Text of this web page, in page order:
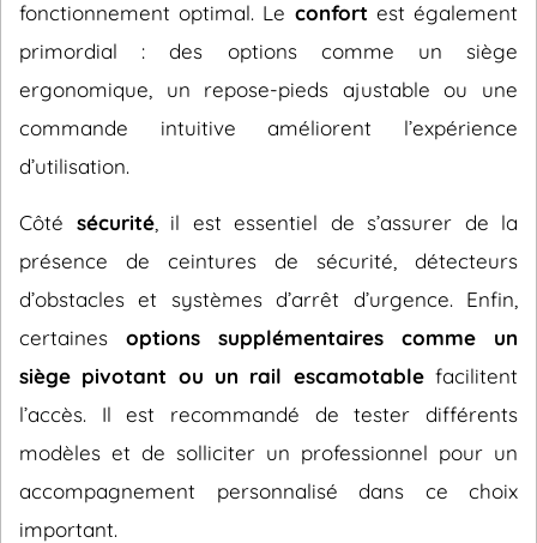
fonctionnement optimal. Le confort est également
primordial : des options comme un siège
ergonomique, un repose-pieds ajustable ou une
commande intuitive améliorent l’expérience
d’utilisation.
Côté sécurité, il est essentiel de s’assurer de la
présence de ceintures de sécurité, détecteurs
d’obstacles et systèmes d’arrêt d’urgence. Enfin,
certaines options supplémentaires comme un
siège pivotant ou un rail escamotablefacilitent
l’accès. Il est recommandé de tester différents
modèles et de solliciter un professionnel pour un
accompagnement personnalisé dans ce choix
important.